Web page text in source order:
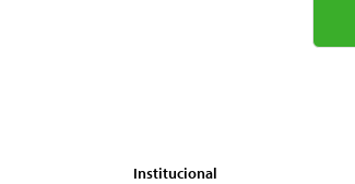
Institucional